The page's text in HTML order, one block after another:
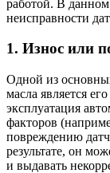
работой. В
неисправности
1. Износ или
Одной из
масла является
эксплуатация
факторов
повреждению
результате, он
и выдавать